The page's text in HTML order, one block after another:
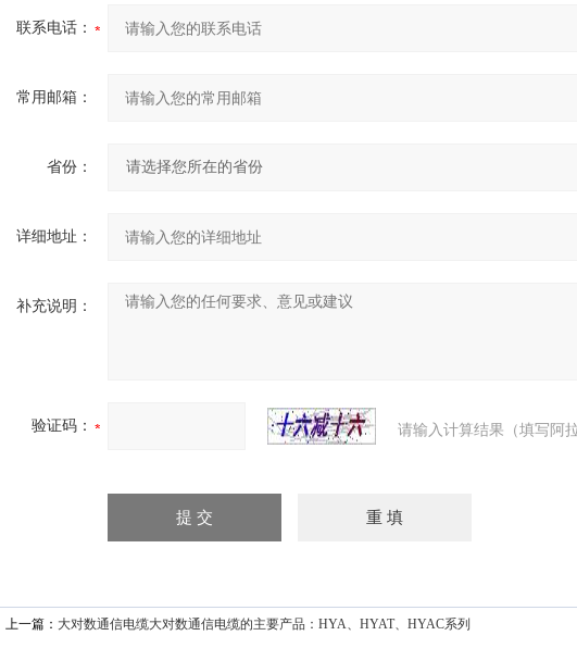
联系电话：
常用邮箱：
省份：
详细地址：
补充说明：
验证码： 请输入计算结果（填写阿
上一篇： 大对数通信电缆大对数通信电缆的主要产品：HYA、HYAT、HYAC系列